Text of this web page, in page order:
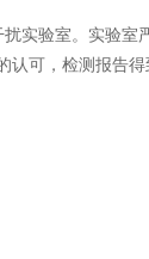
实验室。实验室
认可，检测报告